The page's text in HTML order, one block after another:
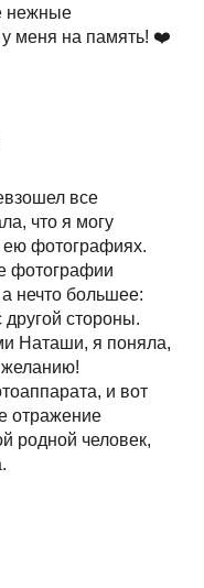
нежные
у меня на память! ❤️
все
что я могу
ею фотографиях.
фотографии
нечто большее:
другой стороны.
Наташи, я поняла,
и вот
отражение
родной человек,